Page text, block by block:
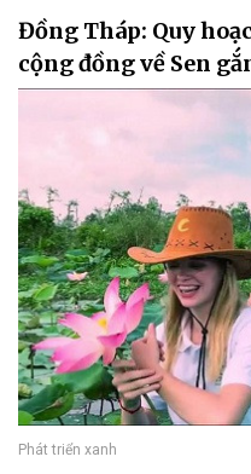
Đồng Tháp: Quy
cộng đồng về Sen
Phát triển xanh